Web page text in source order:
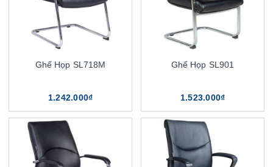
Ghế Họp SL718M
1.242.000₫
Ghế Họp SL901
1.523.000₫